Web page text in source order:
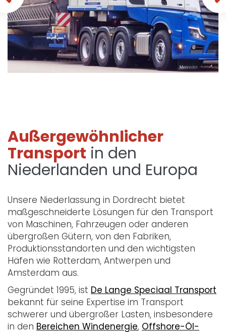
Außergewöhnlicher
Transport in den
Niederlanden und Europa
Unsere Niederlassung in Dordrecht bietet
maßgeschneiderte Lösungen für den Transport
von Maschinen, Fahrzeugen oder anderen
übergroßen Gütern, von den Fabriken,
Produktionsstandorten und den wichtigsten
Häfen wie Rotterdam, Antwerpen und
Amsterdam aus.
Gegründet 1995, ist De Lange Speciaal Transport
bekannt für seine Expertise im Transport
schwerer und übergroßer Lasten, insbesondere
in den Bereichen Windenergie, Offshore-Öl-